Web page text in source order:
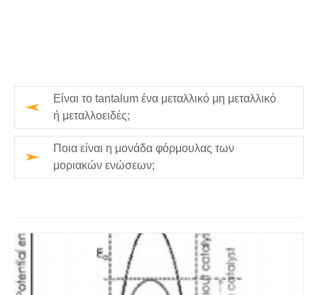
Είναι το tantalum ένα μεταλλικό μη μεταλλικό
ή μεταλλοειδές;
Ποια είναι η μονάδα φόρμουλας των
μοριακών ενώσεων;